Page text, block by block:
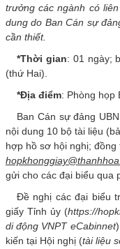
Các huyện, thị, thành
Chức năng nhiệm vụ
TIN TỨC - SỰ KIỆN
HOẠT ĐỘNG CỦA
Thường trực Tỉnh ủy
Thường trực HĐND tỉnh
Lãnh đạo UBND tỉnh
Lãnh đạo Đoàn ĐBQH
CÔNG TÁC XÂY DỰNG
trưởng các ngành có
dung do Ban Cán sự
cần thiết.
*Thời gian: 01 ngày;
(thứ Hai).
*Địa điểm: Phòng họp
Ban Cán sự đảng
nội dung 10 bộ tài liệu
hợp hồ sơ hội nghị;
gửi cho các đại biểu qua
Đề nghị các đại biểu
giấy Tỉnh ủy (https://
di động VNPT eCabinnet
kiến tại Hội nghị (tài liệu